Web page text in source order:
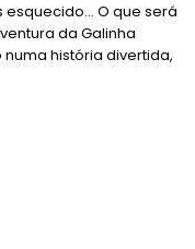
O que será
da Galinha
história divertida,